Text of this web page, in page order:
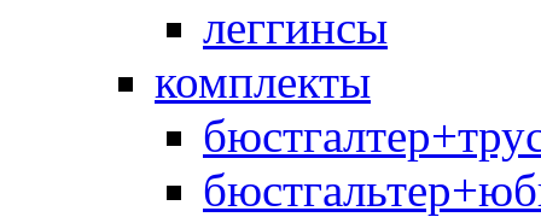
леггинсы
комплекты